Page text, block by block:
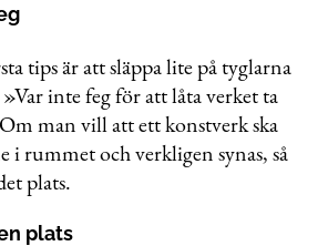
tips är att släppa lite på tyglarna
inte feg för att låta verket ta
man vill att ett konstverk ska
i rummet och verkligen synas, så
plats.
plats